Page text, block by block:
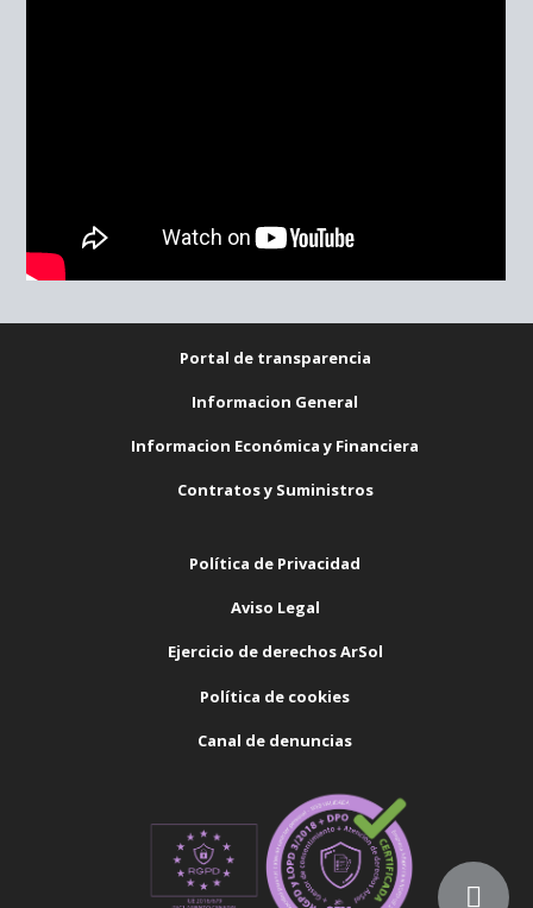
Portal de transparencia
Informacion General
Informacion Económica y Financiera
Contratos y Suministros
Política de Privacidad
Aviso Legal
Ejercicio de derechos ArSol
Política de cookies
Canal de denuncias